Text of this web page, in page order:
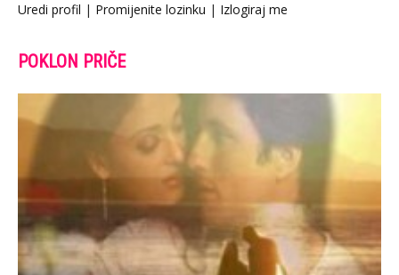
Uredi profil | Promijenite lozinku | Izlogiraj me
POKLON PRIČE